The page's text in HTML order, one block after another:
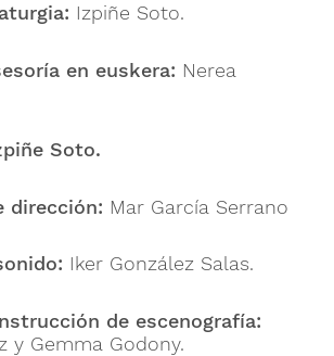
Izpiñe Soto.
en euskera: Nerea
Soto.
dirección: Mar García Serrano
Iker González Salas.
de escenografía:
y Gemma Godony.